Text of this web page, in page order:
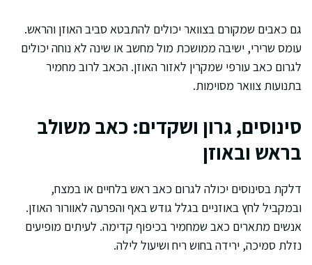
גם כאבים שמקורם בצוואר יכולים להתבטא סביב האוזן והראש.
עומס שרירי, ישיבה ממושכת מול מחשב או שינה לא נוחה יכולים
לגרום כאב עורפי שמקרין לאזור האוזן. הכאב לרוב מחמיר
בתנועות צוואר מסוימות.
סינוסים, גרון ושקדים: כאב משולב
בראש ובאוזן
דלקת בסינוסים יכולה לגרום כאב ראש בלחיים או במצח,
ובמקביל לחץ באוזניים בגלל גודש באף והפרעה לאוורור האוזן.
אנשים מתארים כאב שמחמיר בכיפוף קדימה. לעיתים מופיעים
נזלת סמיכה, ירידה בחוש ריח ושיעול לילה.